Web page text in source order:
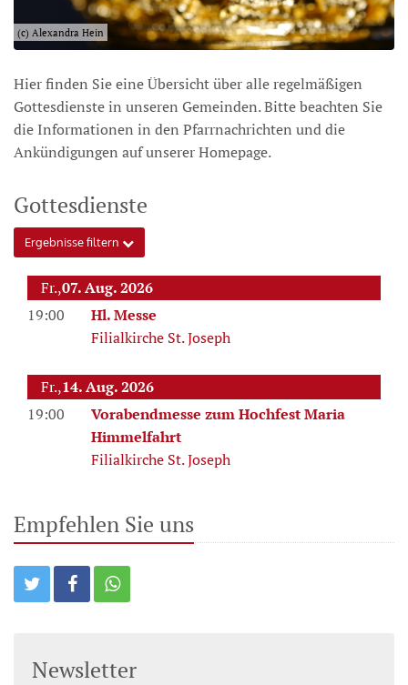
(c) Alexandra Hein
Hier finden Sie eine Übersicht über alle regelmäßigen
Gottesdienste in unseren Gemeinden. Bitte beachten Sie
die Informationen in den Pfarrnachrichten und die
Ankündigungen auf unserer Homepage.
Gottesdienste
Ergebnisse filtern
Fr.,07. Aug. 2026
19:00
Hl. Messe
Filialkirche St. Joseph
Fr.,14. Aug. 2026
19:00
Vorabendmesse zum Hochfest Maria
Himmelfahrt
Filialkirche St. Joseph
Empfehlen Sie uns
Newsletter